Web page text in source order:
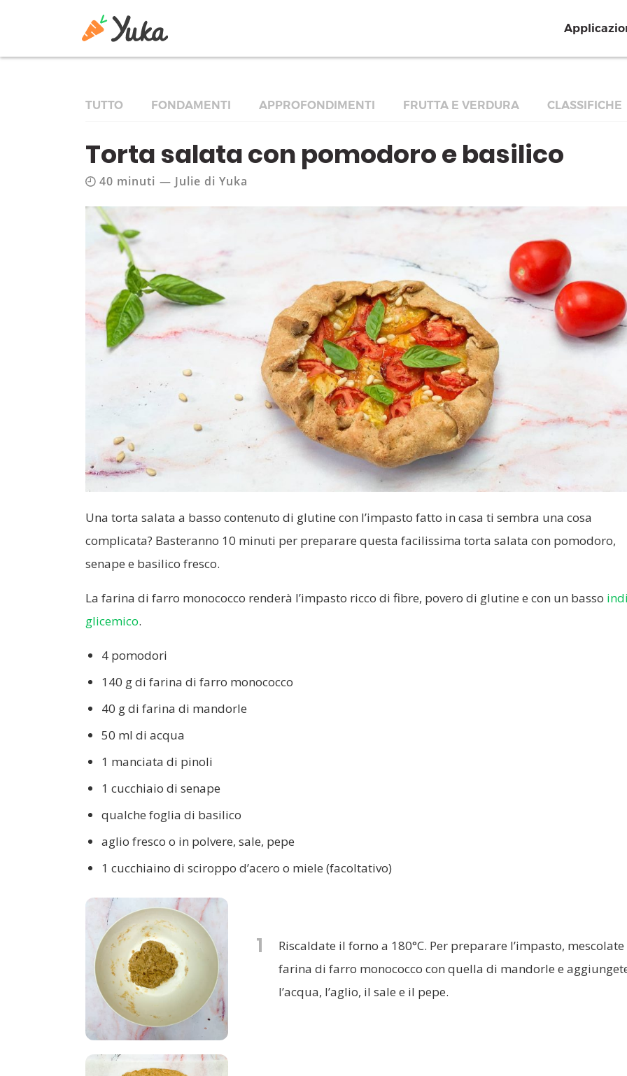
TUTTO FONDAMENTI APPROFONDIMENTI FRUTTA E VERDURA CLASSIFICHE
Torta salata con pomodoro e basilico
40 minuti — Julie di Yuka
Una torta salata a basso contenuto di glutine con l’impasto fatto in casa ti sembra una cosa
complicata? Basteranno 10 minuti per preparare questa facilissima torta salata con pomodoro,
senape e basilico fresco.
La farina di farro monococco renderà l’impasto ricco di fibre, povero di glutine e con un basso
glicemico.
4 pomodori
140 g di farina di farro monococco
40 g di farina di mandorle
50 ml di acqua
1 manciata di pinoli
1 cucchiaio di senape
qualche foglia di basilico
aglio fresco o in polvere, sale, pepe
1 cucchiaino di sciroppo d’acero o miele (facoltativo)
1
Riscaldate il forno a 180°C. Per preparare l’impasto,
farina di farro monococco con quella di mandorle e
l’acqua, l’aglio, il sale e il pepe.